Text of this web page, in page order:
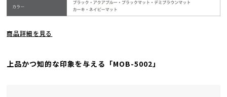
商品詳細を見る
上品かつ知的な印象を与える「MOB-5002」